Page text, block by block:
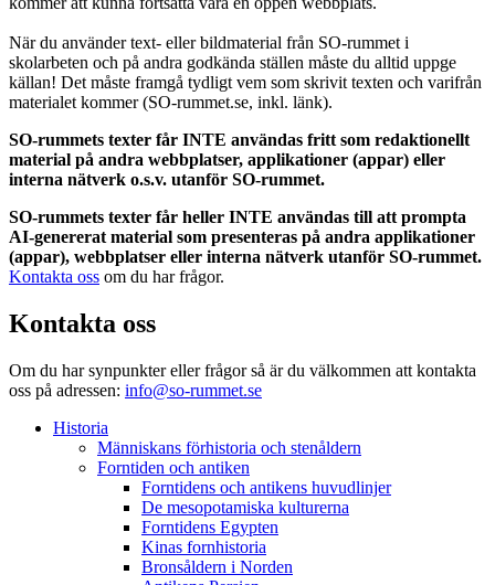
När du använder text- eller bildmaterial från SO-rummet i
skolarbeten och på andra godkända ställen måste du alltid uppge
källan! Det måste framgå tydligt vem som skrivit texten och varifrån
materialet kommer (SO-rummet.se, inkl. länk).
SO-rummets texter får INTE användas fritt som redaktionellt
material på andra webbplatser, applikationer (appar) eller
interna nätverk o.s.v. utanför SO-rummet.
SO-rummets texter får heller INTE användas till att prompta
AI-genererat material som presenteras på andra applikationer
(appar), webbplatser eller interna nätverk utanför SO-rummet.
Kontakta oss om du har frågor.
Kontakta oss
Om du har synpunkter eller frågor så är du välkommen att kontakta
oss på adressen: info@so-rummet.se
Historia
Människans förhistoria och stenåldern
Forntiden och antiken
Forntidens och antikens huvudlinjer
De mesopotamiska kulturerna
Forntidens Egypten
Kinas fornhistoria
Bronsåldern i Norden